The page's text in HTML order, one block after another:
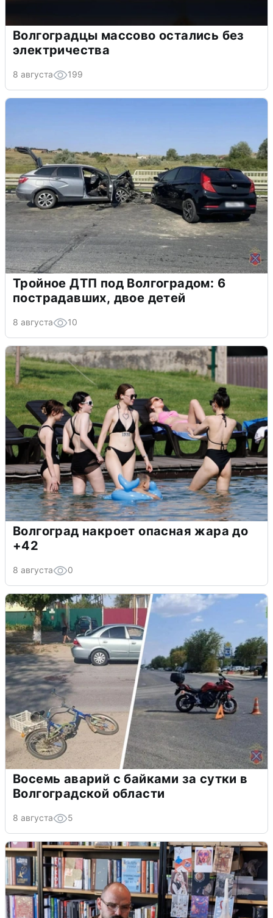
Волгоградцы массово остались без
электричества
8 августа 199
Тройное ДТП под Волгоградом: 6
пострадавших, двое детей
8 августа 10
Волгоград накроет опасная жара до
+42
8 августа 0
Восемь аварий с байками за сутки в
Волгоградской области
8 августа 5